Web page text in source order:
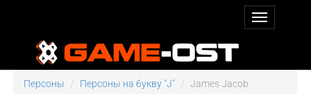
Персоны Персоны на букву "J" James Jacob